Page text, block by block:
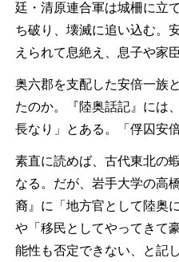
廷・清原連合軍は城柵に立
ち破り、壊滅に追い込む。
えられて息絶え、息子や家
奥六郡を支配した安倍一族
たのか。『陸奥話記』には
長なり」とある。「俘囚安
素直に読めば、古代東北の
なる。だが、岩手大学の高
裔』に「地方官として陸奥
や「移民としてやってきて
能性も否定できない、と記し